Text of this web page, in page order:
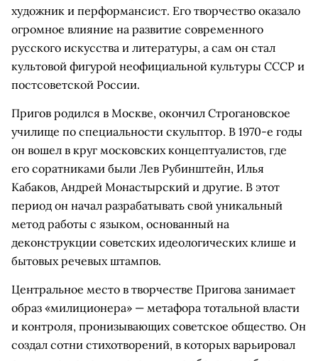
художник и перформансист. Его творчество оказало
огромное влияние на развитие современного
русского искусства и литературы, а сам он стал
культовой фигурой неофициальной культуры СССР и
постсоветской России.
Пригов родился в Москве, окончил Строгановское
училище по специальности скульптор. В 1970-е годы
он вошел в круг московских концептуалистов, где
его соратниками были Лев Рубинштейн, Илья
Кабаков, Андрей Монастырский и другие. В этот
период он начал разрабатывать свой уникальный
метод работы с языком, основанный на
деконструкции советских идеологических клише и
бытовых речевых штампов.
Центральное место в творчестве Пригова занимает
образ «милиционера» — метафора тотальной власти
и контроля, пронизывающих советское общество. Он
создал сотни стихотворений, в которых варьировал